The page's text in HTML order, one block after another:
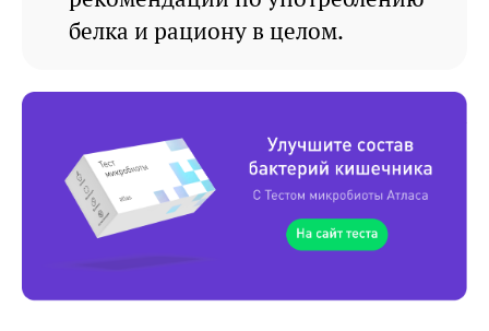
белка и рациону в целом.